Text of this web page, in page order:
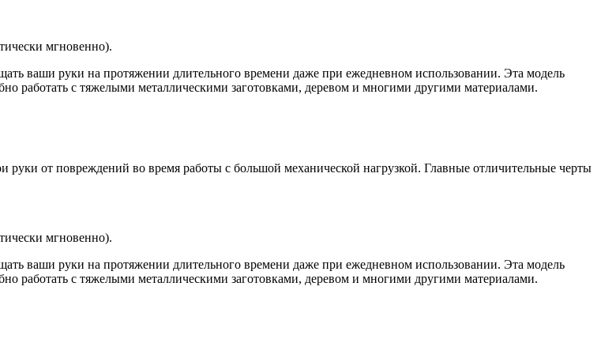
мгновенно).
ваши руки на протяжении длительного времени даже при ежедневном использовании. Эта модель
работать с тяжелыми металлическими заготовками, деревом и многими другими материалами.
от повреждений во время работы с большой механической нагрузкой. Главные отличительные черты
мгновенно).
ваши руки на протяжении длительного времени даже при ежедневном использовании. Эта модель
работать с тяжелыми металлическими заготовками, деревом и многими другими материалами.